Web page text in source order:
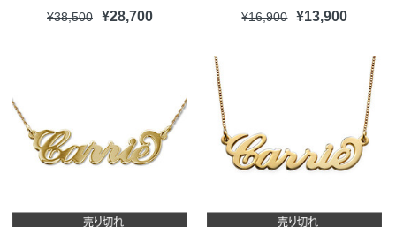
¥38,500 ¥28,700 ¥16,900 ¥13,900